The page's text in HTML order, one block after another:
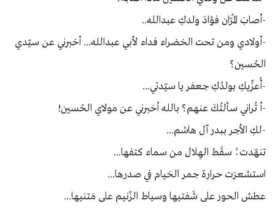
-أصابَ المُرّان فؤادَ ولدكِ عبدالله..
-أولادي ومن تحت الخضراء فداء لأبي عبدالله... أخبرني عن سيّدي
الحُسين؟
-أُعزِّيكِ بولدُكِ جعفر يا سيّدتي...
-أ تُراني سألتُكَ عنهم؟ بالله أخبرني عن مولاي الحُسين!
-لكِ الأجر ببدر آل هاشم...
تنهّدت؛ سقَط الهِلال من سماء كتفها...
استشعرَت حرارة جمر الخيام في صدرها...
عطش الحور على شَفتيها وسياط الزّنيم على مَتنيها...